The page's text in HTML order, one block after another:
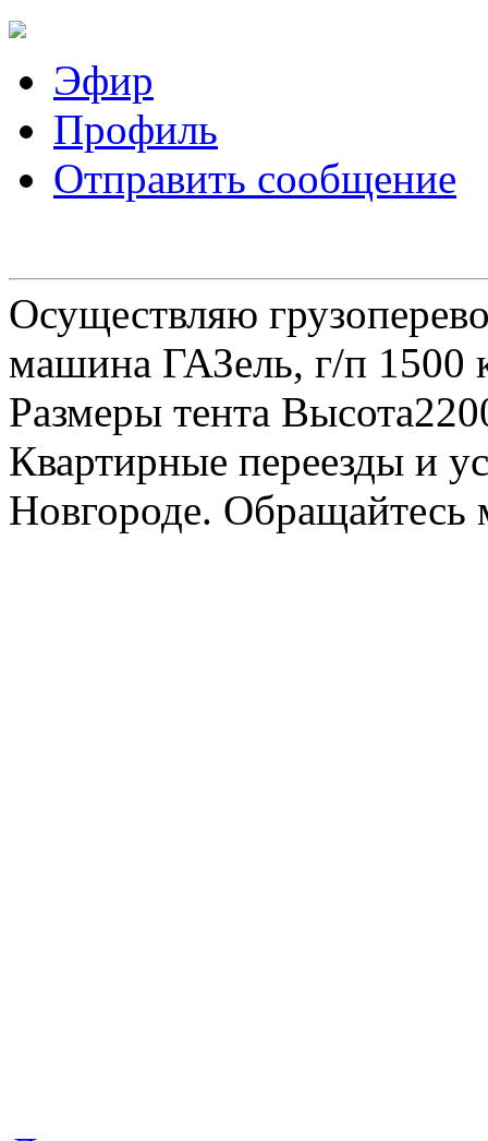
Эфир
Профиль
Отправить сообщение
Осуществляю
машина ГАЗель, г/п 1500
Размеры тента
Квартирные переезды и
Новгороде.